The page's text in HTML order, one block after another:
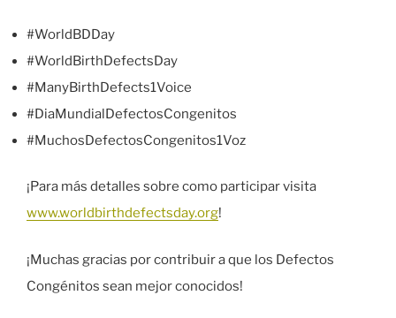
#WorldBDDay
#WorldBirthDefectsDay
#ManyBirthDefects1Voice
#DiaMundialDefectosCongenitos
#MuchosDefectosCongenitos1Voz
¡Para más detalles sobre como participar visita
www.worldbirthdefectsday.org!
¡Muchas gracias por contribuir a que los Defectos
Congénitos sean mejor conocidos!